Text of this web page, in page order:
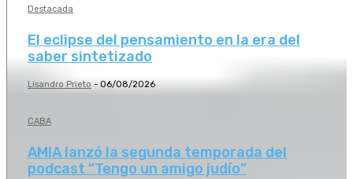
Destacada
El eclipse del pensamiento en la era del
saber sintetizado
Lisandro Prieto - 06/08/2026
CABA
AMIA lanzó la segunda temporada del
podcast “Tengo un amigo judío”